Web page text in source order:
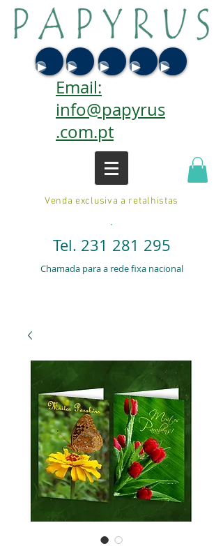
Email:
info@papyrus
.com.pt
Venda exclusiva a retalhistas
.
Tel. 231 281 295
Chamada para a rede fixa nacional